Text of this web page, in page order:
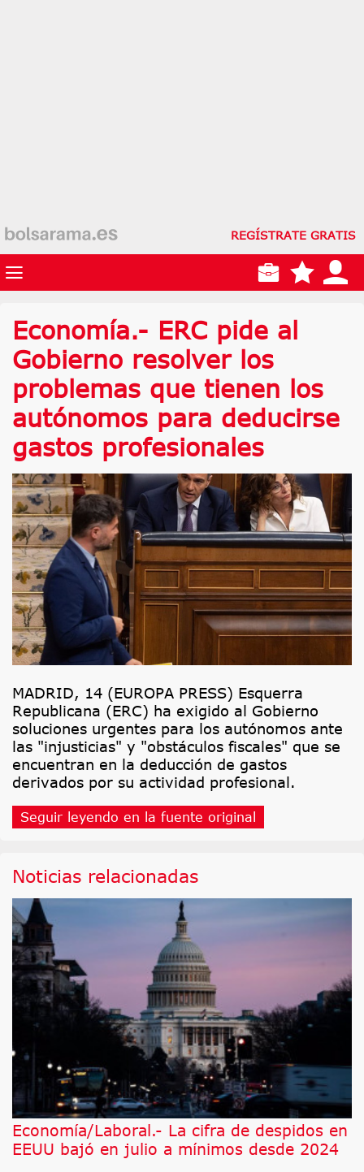
REGÍSTRATE GRATIS
Economía.- ERC pide al
Gobierno resolver los
problemas que tienen los
autónomos para deducirse
gastos profesionales
MADRID, 14 (EUROPA PRESS) Esquerra
Republicana (ERC) ha exigido al Gobierno
soluciones urgentes para los autónomos ante
las "injusticias" y "obstáculos fiscales" que se
encuentran en la deducción de gastos
derivados por su actividad profesional.
Seguir leyendo en la fuente original
Noticias relacionadas
Economía/Laboral.- La cifra de despidos en
EEUU bajó en julio a mínimos desde 2024